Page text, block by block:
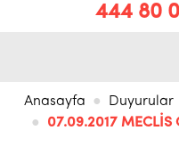
444 80
Anasayfa
Duyurular
07.09.2017 MECLİS